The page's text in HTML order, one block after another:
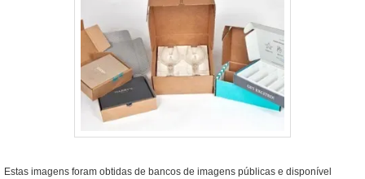
Estas imagens foram obtidas de bancos de imagens públicas e disponível